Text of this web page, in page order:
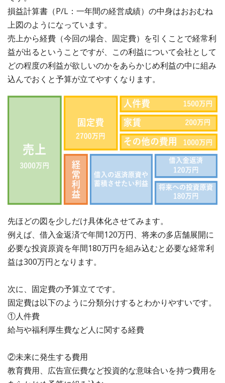
損益計算書（P/L：一年間の経営成績）の中身はおおむね
上図のようになっています。
売上から経費（今回の場合、固定費）を引くことで経常利
益が出るということですが、この利益について会社として
どの程度の利益が欲しいのかをあらかじめ利益の中に組み
込んでおくと予算が立てやすくなります。
先ほどの図を少しだけ具体化させてみます。
例えば、借入金返済で年間120万円、将来の多店舗展開に
必要な投資原資を年間180万円を組み込むと必要な経常利
益は300万円となります。
次に、固定費の予算立てです。
固定費は以下のように分類分けするとわかりやすいです。
①人件費
給与や福利厚生費など人に関する経費
②未来に発生する費用
教育費用、広告宣伝費など投資的な意味合いを持つ費用を